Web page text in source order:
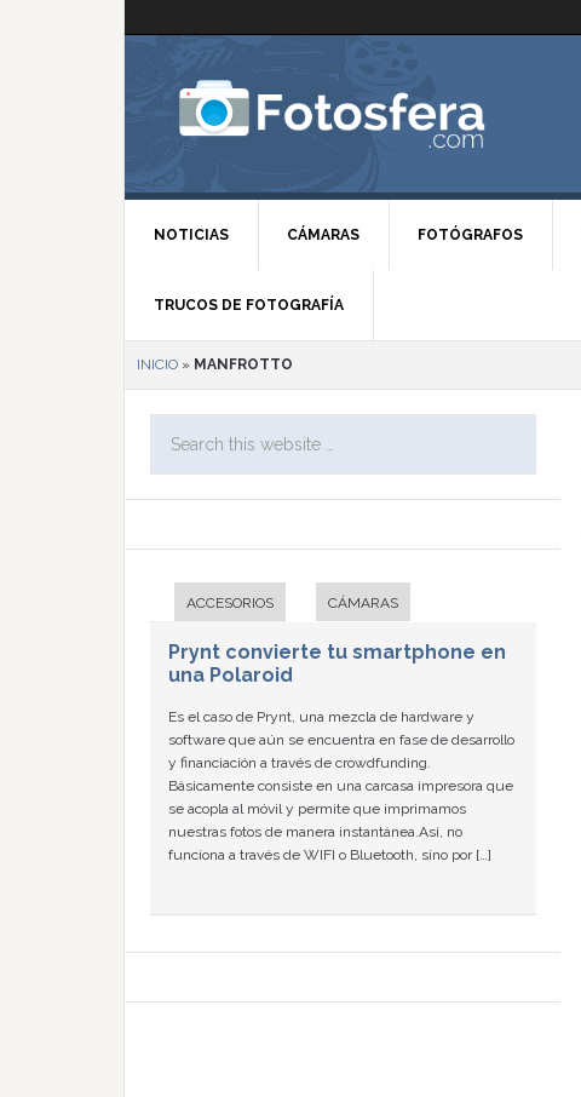
NOTICIAS CÁMARAS FOTÓGRAFOS
TRUCOS DE FOTOGRAFÍA
INICIO » MANFROTTO
ACCESORIOS CÁMARAS
Prynt convierte tu smartphone en
una Polaroid
Es el caso de Prynt, una mezcla de hardware y
software que aún se encuentra en fase de desarrollo
y financiación a través de crowdfunding.
Básicamente consiste en una carcasa impresora que
se acopla al móvil y permite que imprimamos
nuestras fotos de manera instantánea.Así, no
funciona a través de WIFI o Bluetooth, sino por […]